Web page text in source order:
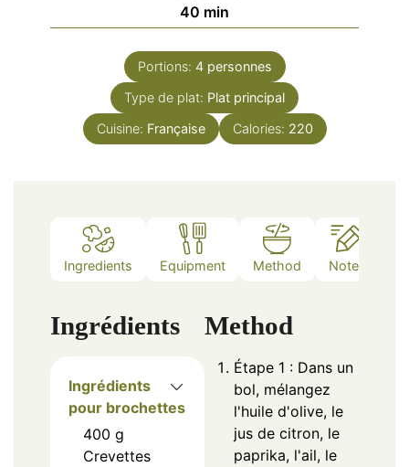
40 minutes
min
Portions: 4 personnes
Type de plat: Plat principal
Cuisine: Française Calories: 220
Ingredients Equipment Method Notes
Ingrédients
Ingrédients
pour brochettes
400 g
Crevettes
Method
Étape 1 : Dans un
bol, mélangez
l'huile d'olive, le
jus de citron, le
paprika, l'ail, le